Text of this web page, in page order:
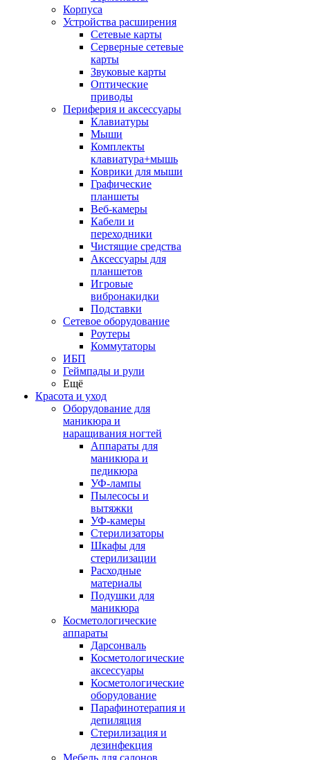
Корпуса
Устройства расширения
Сетевые карты
Серверные сетевые
карты
Звуковые карты
Оптические
приводы
Периферия и аксессуары
Клавиатуры
Мыши
Комплекты
клавиатура+мышь
Коврики для мыши
Графические
планшеты
Веб-камеры
Кабели и
переходники
Чистящие средства
Аксессуары для
планшетов
Игровые
вибронакидки
Подставки
Сетевое оборудование
Роутеры
Коммутаторы
ИБП
Геймпады и рули
Ещё
Красота и уход
Оборудование для
маникюра и
наращивания ногтей
Аппараты для
маникюра и
педикюра
УФ-лампы
Пылесосы и
вытяжки
УФ-камеры
Стерилизаторы
Шкафы для
стерилизации
Расходные
материалы
Подушки для
маникюра
Косметологические
аппараты
Дарсонваль
Косметологические
аксессуары
Косметологические
оборудование
Парафинотерапия и
депиляция
Стерилизация и
дезинфекция
Мебель для салонов